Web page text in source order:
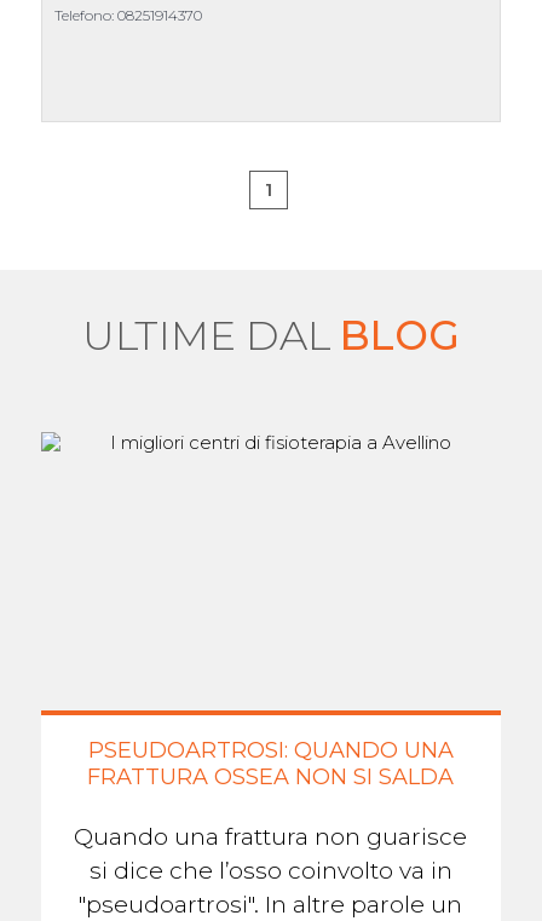
Telefono: 08251914370
1
ULTIME DAL BLOG
PSEUDOARTROSI: QUANDO UNA
FRATTURA OSSEA NON SI SALDA
Quando una frattura non guarisce
si dice che l’osso coinvolto va in
"pseudoartrosi". In altre parole un